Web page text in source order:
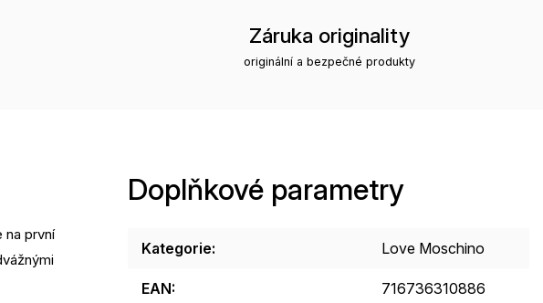
Záruka originality
originální a bezpečné produkty
na první
Doplňkové parametry
Kategorie: Love Moschino
EAN: 716736310886